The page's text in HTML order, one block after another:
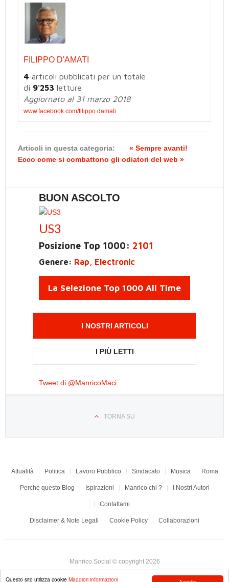
Questo sito utilizza cookie Maggiori informazioni
FILIPPO D'AMATI
4 articoli pubblicati per un totale
di 9'253 letture
Aggiornato al 31 marzo 2018
www.facebook.com/filippo.damati
Articoli in questa categoria:
« Sempre avanti!
Ecco come si combattono gli odiatori del web »
BUON ASCOLTO
US3
Posizione Top 1000: 2101
Genere: Rap, Electronic
La Selezione Top 1000 All Time
I NOSTRI ARTICOLI
I PIÙ LETTI
Tweet di @ManricoMaci
TORNA SU
Attualità Politica Lavoro Pubblico Sindacato Musica Roma
Perchè questo Blog Ispirazioni Manrico chi ? I Nostri Autori
Contattami
Disclaimer & Note Legali Cookie Policy Collaborazioni
Manrico.Social © copyright 2026